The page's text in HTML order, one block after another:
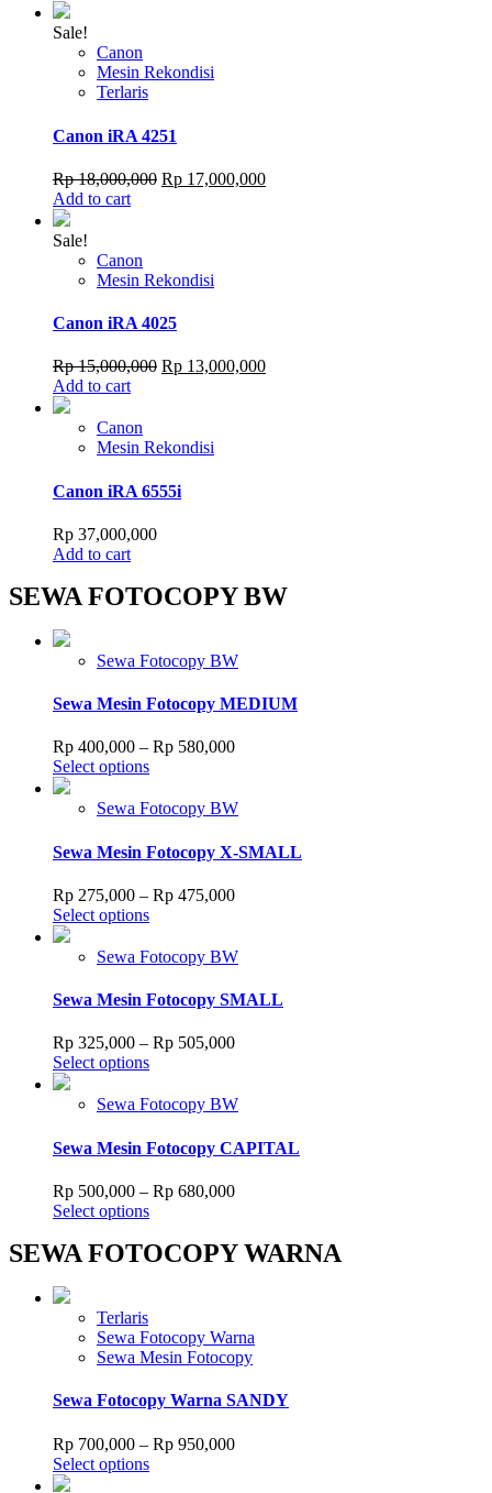
Sale!
Canon
Mesin Rekondisi
Terlaris
Canon iRA 4251
Rp18,000,000 Original
Rp 17,000,000Current
Add to cart
Sale!
Canon
Mesin Rekondisi
Canon iRA 4025
Rp15,000,000 Original
Rp 13,000,000Current
Add to cart
Canon
Mesin Rekondisi
Canon iRA 6555i
Rp 37,000,000
Add to cart
SEWA FOTOCOPY BW
Sewa Fotocopy BW
Sewa Mesin Fotocopy MEDIUM
Rp 400,000 – Rp 580,000Price
through
Select optionsThis
has
variants.
The
options
may
be
on
product
Sewa Fotocopy BW
Sewa Mesin Fotocopy X-SMALL
Rp 275,000 – Rp 475,000Price
through
Select optionsThis
has
variants.
The
options
may
be
on
product
Sewa Fotocopy BW
Sewa Mesin Fotocopy SMALL
Rp 325,000 – Rp 505,000Price
through
Select optionsThis
has
variants.
The
options
may
be
chosen
on
Sewa Fotocopy BW
Sewa Mesin Fotocopy CAPITAL
Rp 500,000 – Rp 680,000Price
through
Select optionsThis
has
options
may
be
on
product
page
SEWA FOTOCOPY WARNA
Terlaris
Sewa Fotocopy Warna
Sewa Mesin Fotocopy
Sewa Fotocopy Warna SANDY
Rp 700,000 – Rp 950,000Price
Select optionsThis